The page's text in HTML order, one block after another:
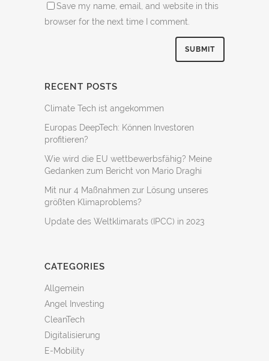
Save my name, email, and website in this
browser for the next time I comment.
RECENT POSTS
Climate Tech ist angekommen
Europas DeepTech: Können Investoren
profitieren?
Wie wird die EU wettbewerbsfähig? Meine
Gedanken zum Bericht von Mario Draghi
Mit nur 4 Maßnahmen zur Lösung unseres
größten Klimaproblems?
Update des Weltklimarats (IPCC) in 2023
CATEGORIES
Allgemein
Angel Investing
CleanTech
Digitalisierung
E-Mobility